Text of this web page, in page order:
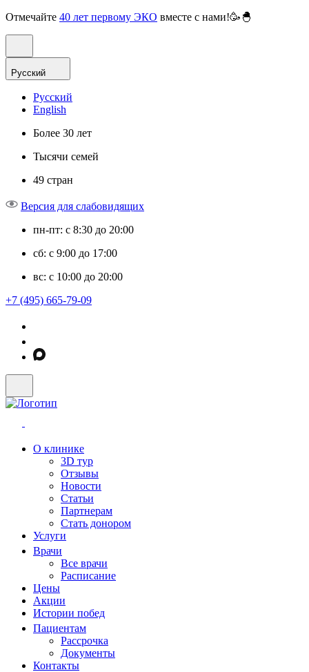
Отмечайте 40 лет первому ЭКО вместе с нами!🥳🐣
Русский
Русский
English
Более 30 лет
Тысячи семей
49 стран
Версия для слабовидящих
пн-пт: с 8:30 до 20:00
сб: с 9:00 до 17:00
вс: с 10:00 до 20:00
+7 (495) 665-79-09
О клинике
3D тур
Отзывы
Новости
Статьи
Партнерам
Стать донором
Услуги
Врачи
Все врачи
Расписание
Цены
Акции
Истории побед
Пациентам
Рассрочка
Документы
Контакты